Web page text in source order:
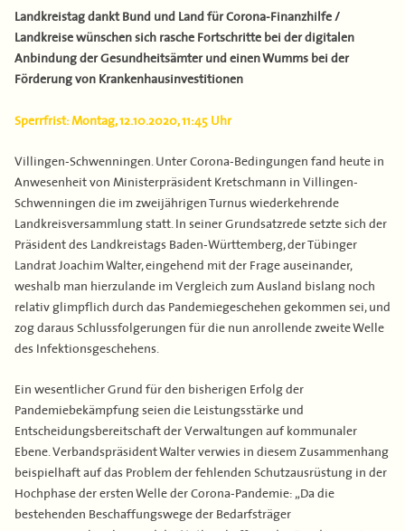
Landkreistag dankt Bund und Land für Corona-Finanzhilfe /
Landkreise wünschen sich rasche Fortschritte bei der digitalen
Anbindung der Gesundheitsämter und einen Wumms bei der
Förderung von Krankenhausinvestitionen
Sperrfrist: Montag, 12.10.2020, 11:45 Uhr
Villingen-Schwenningen. Unter Corona-Bedingungen fand heute in
Anwesenheit von Ministerpräsident Kretschmann in Villingen-
Schwenningen die im zweijährigen Turnus wiederkehrende
Landkreisversammlung statt. In seiner Grundsatzrede setzte sich der
Präsident des Landkreistags Baden-Württemberg, der Tübinger
Landrat Joachim Walter, eingehend mit der Frage auseinander,
weshalb man hierzulande im Vergleich zum Ausland bislang noch
relativ glimpflich durch das Pandemiegeschehen gekommen sei, und
zog daraus Schlussfolgerungen für die nun anrollende zweite Welle
des Infektionsgeschehens.
Ein wesentlicher Grund für den bisherigen Erfolg der
Pandemiebekämpfung seien die Leistungsstärke und
Entscheidungsbereitschaft der Verwaltungen auf kommunaler
Ebene. Verbandspräsident Walter verwies in diesem Zusammenhang
beispielhaft auf das Problem der fehlenden Schutzausrüstung in der
Hochphase der ersten Welle der Corona-Pandemie: „Da die
bestehenden Beschaffungswege der Bedarfsträger